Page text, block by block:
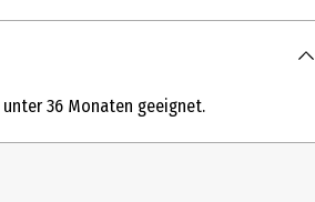
36 Monaten geeignet.